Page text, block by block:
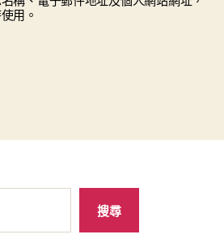
用。
搜尋